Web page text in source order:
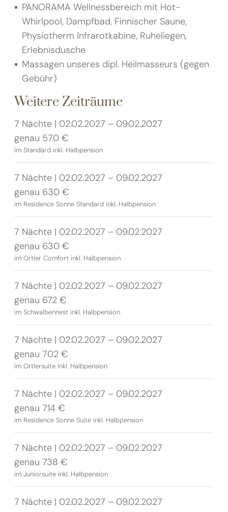
PANORAMA Wellnessbereich mit Hot-
Whirlpool, Dampfbad, Finnischer Saune,
Physiotherm Infrarotkabine, Ruheliegen,
Erlebnisdusche
Massagen unseres dipl. Heilmasseurs (gegen
Gebühr)
Weitere Zeiträume
7 Nächte | 02.02.2027 – 09.02.2027
genau 570 €
im Standard inkl. Halbpension
7 Nächte | 02.02.2027 – 09.02.2027
genau 630 €
im Residence Sonne Standard inkl. Halbpension
7 Nächte | 02.02.2027 – 09.02.2027
genau 630 €
im Ortler Comfort inkl. Halbpension
7 Nächte | 02.02.2027 – 09.02.2027
genau 672 €
im Schwalbennest inkl. Halbpension
7 Nächte | 02.02.2027 – 09.02.2027
genau 702 €
im Ortlersuite inkl. Halbpension
7 Nächte | 02.02.2027 – 09.02.2027
genau 714 €
im Residence Sonne Suite inkl. Halbpension
7 Nächte | 02.02.2027 – 09.02.2027
genau 738 €
im Juniorsuite inkl. Halbpension
7 Nächte | 02.02.2027 – 09.02.2027